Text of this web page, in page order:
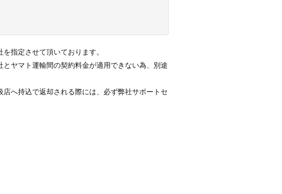
指定させて頂いております。
ヤマト運輸間の契約料金が適用できない為、別途
へ持込で返却される際には、必ず弊社サポートセ